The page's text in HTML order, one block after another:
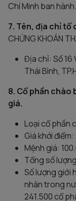
Chí Minh ban hành.
7. Tên, địa chỉ tổ
CHỨNG KHOÁN
Địa chỉ: Số 16
Thái Bình,
8. Cổ phần
giá.
Loại cổ phần
Giá khởi
Mệnh giá:
Tổng số
Số lượng giới
nhân trong
241.500 cổ